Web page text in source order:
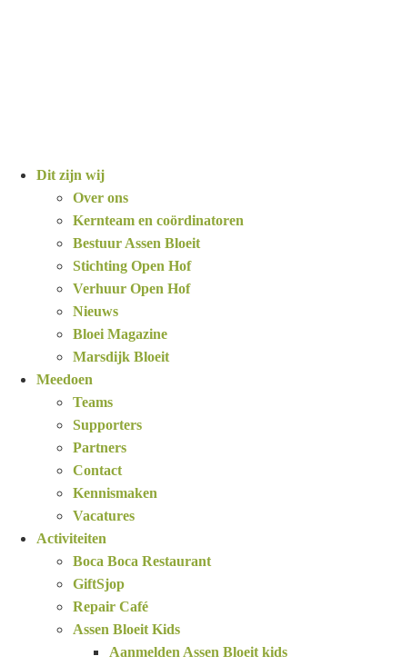
Dit zijn wij
Over ons
Kernteam en coördinatoren
Bestuur Assen Bloeit
Stichting Open Hof
Verhuur Open Hof
Nieuws
Bloei Magazine
Marsdijk Bloeit
Meedoen
Teams
Supporters
Partners
Contact
Kennismaken
Vacatures
Activiteiten
Boca Boca Restaurant
GiftSjop
Repair Café
Assen Bloeit Kids
Aanmelden Assen Bloeit kids